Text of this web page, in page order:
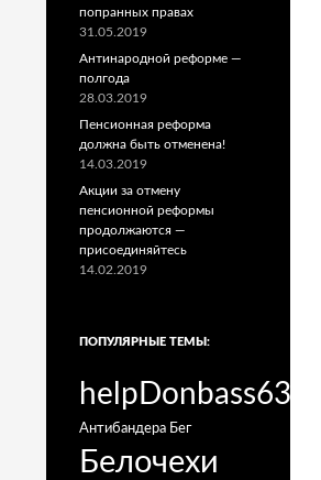
попранных правах
31.05.2019
Антинародной реформе —
полгода
28.03.2019
Пенсионная реформа
должна быть отменена!
14.03.2019
Акции за отмену
пенсионной реформы
продолжаются —
присоединяйтесь
14.02.2019
ПОПУЛЯРНЫЕ ТЕМЫ:
helpDonbass63
Антибандера Бег
Белочехи